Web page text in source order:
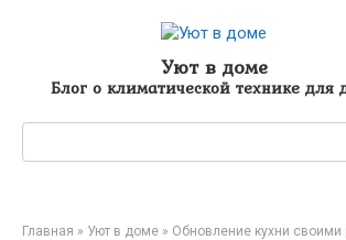
Уют в доме
Блог о климатической технике для
Главная » Уют в доме » Обновление кухни